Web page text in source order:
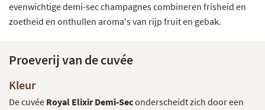
evenwichtige demi-sec champagnes combineren frisheid en
zoetheid en onthullen aroma's van rijp fruit en gebak.
Proeverij van de cuvée
Kleur
De cuvée Royal Elixir Demi-Seconderscheidt zich door een